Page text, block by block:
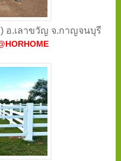
อ.เลาขวัญ จ.กาญจนบุรี